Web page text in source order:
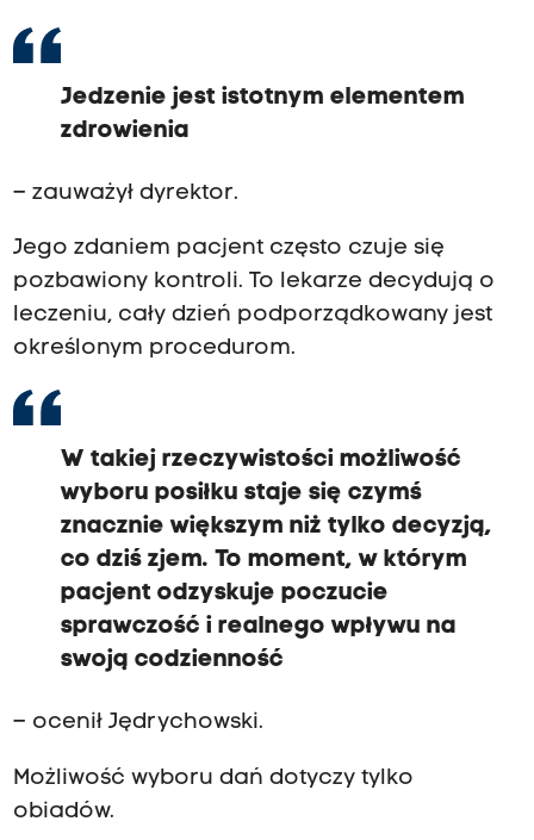
Jedzenie jest istotnym elementem
zdrowienia
– zauważył dyrektor.
Jego zdaniem pacjent często czuje się
pozbawiony kontroli. To lekarze decydują o
leczeniu, cały dzień podporządkowany jest
określonym procedurom.
W takiej rzeczywistości możliwość
wyboru posiłku staje się czymś
znacznie większym niż tylko decyzją,
co dziś zjem. To moment, w którym
pacjent odzyskuje poczucie
sprawczość i realnego wpływu na
swoją codzienność
– ocenił Jędrychowski.
Możliwość wyboru dań dotyczy tylko
obiadów.